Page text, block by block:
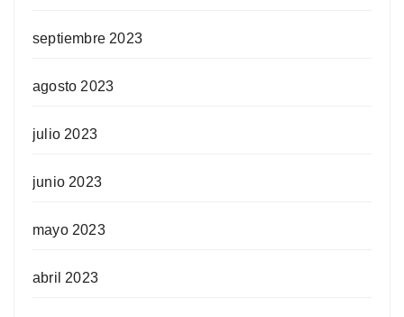
septiembre 2023
agosto 2023
julio 2023
junio 2023
mayo 2023
abril 2023